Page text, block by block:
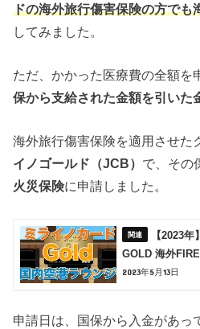
ドの海外旅行傷害保険の方で
してみました。
ただ、かかった医療費の全額を
保から支給された金額を引いた
海外旅行傷害保険を適用させた
イノゴールド（JCB） で、その
火災保険に申請しました。
【2023
GOLD 海外
2023年5月13日
申請日は、国保から入金があっ